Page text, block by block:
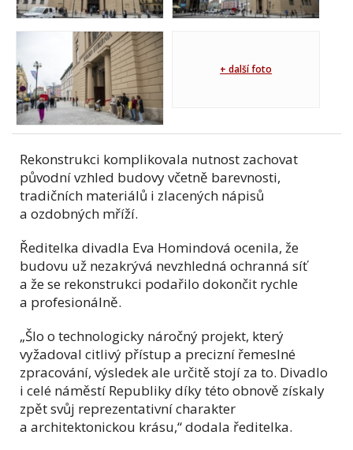
+ další foto
Rekonstrukci komplikovala nutnost zachovat
původní vzhled budovy včetně barevnosti,
tradičních materiálů i zlacených nápisů
a ozdobných mříží.
Ředitelka divadla Eva Homindová ocenila, že
budovu už nezakrývá nevzhledná ochranná síť
a že se rekonstrukci podařilo dokončit rychle
a profesionálně.
„Šlo o technologicky náročný projekt, který
vyžadoval citlivý přístup a precizní řemeslné
zpracování, výsledek ale určitě stojí za to. Divadlo
i celé náměstí Republiky díky této obnově získaly
zpět svůj reprezentativní charakter
a architektonickou krásu,“ dodala ředitelka.